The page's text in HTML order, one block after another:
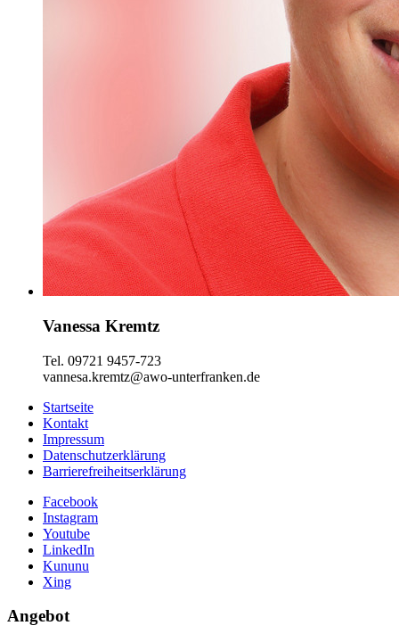
Vanessa Kremtz
Tel. 09721 9457-723
vannesa.kremtz@awo-unterfranken.de
Startseite
Kontakt
Impressum
Datenschutzerklärung
Barrierefreiheitserklärung
Facebook
Instagram
Youtube
LinkedIn
Kununu
Xing
Angebot